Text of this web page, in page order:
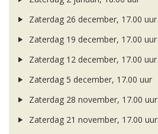
Zaterdag 26 december, 17.00 uur
Zaterdag 19 december, 17.00 uur
Zaterdag 12 december, 17.00 uur
Zaterdag 5 december, 17.00 uur
Zaterdag 28 november, 17.00 uur
Zaterdag 21 november, 17.00 uur